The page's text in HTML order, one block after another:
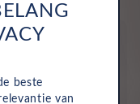
beste
van